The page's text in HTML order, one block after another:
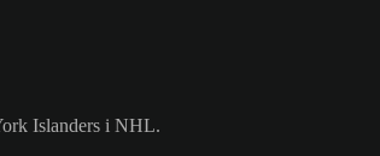
Islanders i NHL.